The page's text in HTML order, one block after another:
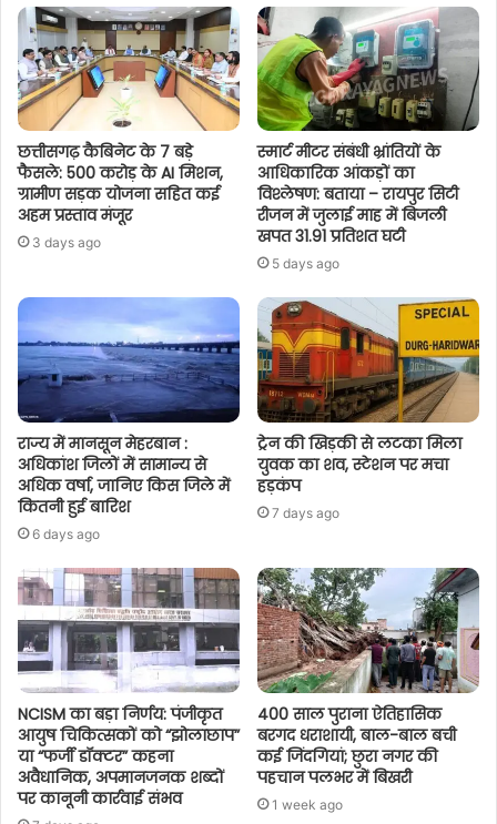
छत्तीसगढ़ कैबिनेट के 7 बड़े
फैसले: 500 करोड़ के AI मिशन,
ग्रामीण सड़क योजना सहित कई
अहम प्रस्ताव मंजूर
3 days ago
स्मार्ट मीटर संबंधी भ्रांतियों के
आधिकारिक आंकड़ों का
विश्लेषण: बताया – रायपुर सिटी
रीजन में जुलाई माह में बिजली
खपत 31.91 प्रतिशत घटी
5 days ago
राज्य में मानसून मेहरबान :
अधिकांश जिलों में सामान्य से
अधिक वर्षा, जानिए किस जिले में
कितनी हुई बारिश
6 days ago
ट्रेन की खिड़की से लटका मिला
युवक का शव, स्टेशन पर मचा
हड़कंप
7 days ago
NCISM का बड़ा निर्णय: पंजीकृत
आयुष चिकित्सकों को “झोलाछाप”
या “फर्जी डॉक्टर” कहना
अवैधानिक, अपमानजनक शब्दों
पर कानूनी कार्रवाई संभव
400 साल पुराना ऐतिहासिक
बरगद धराशायी, बाल-बाल बची
कई जिंदगियां; छुरा नगर की
पहचान पलभर में बिखरी
1 week ago